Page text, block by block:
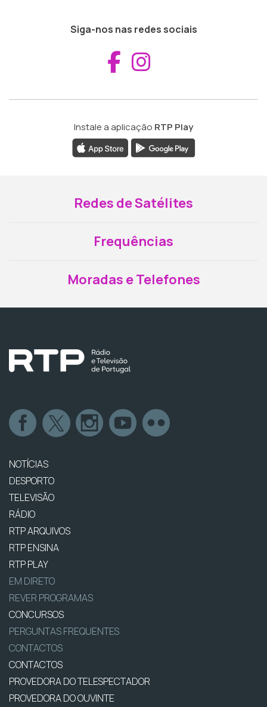
Siga-nos nas redes sociais
Aceder ao
Instale a aplicação RTP Play
Redes de Satélites
Frequências
Moradas e Telefones
NOTÍCIAS
DESPORTO
TELEVISÃO
RÁDIO
RTP ARQUIVOS
RTP ENSINA
RTP PLAY
EM DIRETO
REVER PROGRAMAS
CONCURSOS
PERGUNTAS FREQUENTES
CONTACTOS
CONTACTOS
PROVEDORA DO TELESPECTADOR
PROVEDORA DO OUVINTE